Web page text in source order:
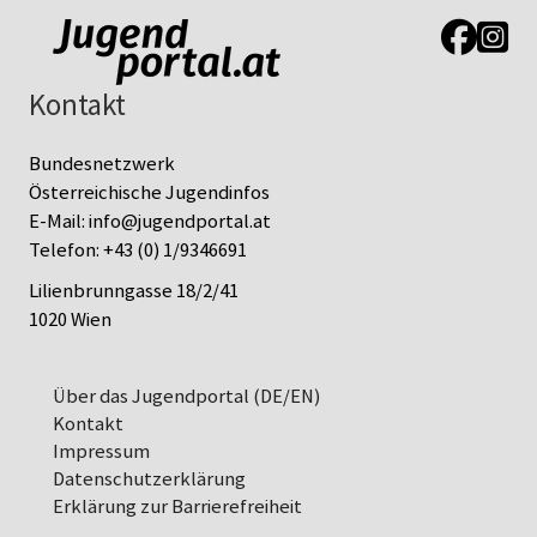
Link zur
Link
Kontakt
Bundesnetzwerk
Österreichische Jugendinfos
E-Mail:info@jugendportal.at
Telefon:+43 (0) 1/9346691
Lilienbrunngasse 18/2/41
1020 Wien
Über das Jugendportal (DE/EN)
Kontakt
Impressum
Datenschutz­erklärung
Erklärung zur Barrierefreiheit